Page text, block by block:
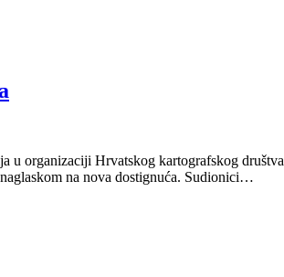
u organizaciji Hrvatskog kartografskog
na nova dostignuća. Sudionici…